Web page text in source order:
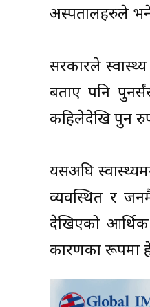
अस्पतालहरुले भने
सरकारले स्वास्थ्य
बताए पनि
कहिलेदेखि पुन
यसअघि
व्यवस्थित र
देखिएको
कारणका रूपमा